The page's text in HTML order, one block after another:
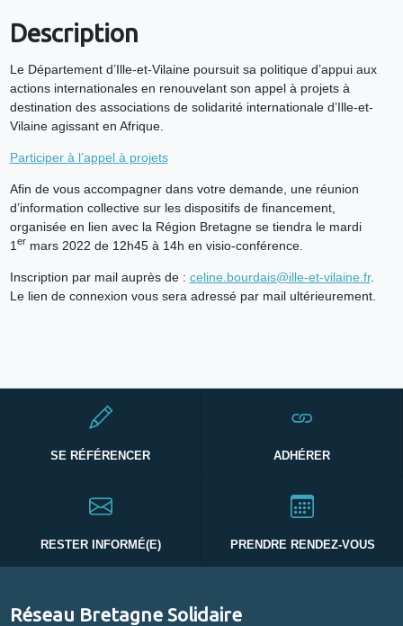
Description
Le Département d’Ille-et-Vilaine poursuit sa politique d’appui aux
actions internationales en renouvelant son appel à projets à
destination des associations de solidarité internationale d’Ille-et-
Vilaine agissant en Afrique.
Participer à l’appel à projets
Afin de vous accompagner dans votre demande, une réunion
d’information collective sur les dispositifs de financement,
organisée en lien avec la Région Bretagne se tiendra le mardi
1 ermars 2022 de 12h45 à 14h en visio-conférence.
Inscription par mail auprès de : celine.bourdais@ille-et-vilaine.fr.
Le lien de connexion vous sera adressé par mail ultérieurement.
SE RÉFÉRENCER ADHÉRER
RESTER INFORMÉ(E) PRENDRE RENDEZ-VOUS
Réseau Bretagne Solidaire